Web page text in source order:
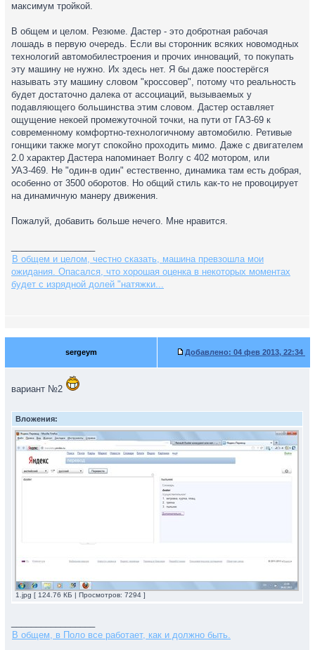
максимум тройкой.
В общем и целом. Резюме. Дастер - это добротная рабочая
лошадь в первую очередь. Если вы сторонник всяких новомодных
технологий автомобилестроения и прочих инноваций, то покупать
эту машину не нужно. Их здесь нет. Я бы даже поостерёгся
называть эту машину словом "кроссовер", потому что реальность
будет достаточно далека от ассоциаций, вызываемых у
подавляющего большинства этим словом. Дастер оставляет
ощущение некоей промежуточной точки, на пути от ГАЗ-69 к
современному комфортно-технологичному автомобилю. Ретивые
гонщики также могут спокойно проходить мимо. Даже с двигателем
2.0 характер Дастера напоминает Волгу с 402 мотором, или
УАЗ-469. Не "один-в один" естественно, динамика там есть добрая,
особенно от 3500 оборотов. Но общий стиль как-то не провоцирует
на динамичную манеру движения.
Пожалуй, добавить больше нечего. Мне нравится.
В общем и целом, честно сказать, машина превзошла мои
ожидания. Опасался, что хорошая оценка в некоторых моментах
будет с изрядной долей "натяжки...
sergeym Добавлено: 04 фев 2013, 22:34
вариант №2
Вложения:
1.jpg [ 124.76 КБ | Просмотров: 7294 ]
В общем, в Поло все работает, как и должно быть.